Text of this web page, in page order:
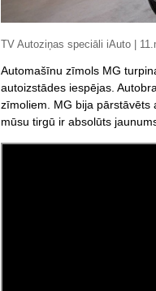
TV Autoziņas speciāli iAuto |
Automašīnu zīmols MG
autoizstādes iespējas.
zīmoliem. MG bija
mūsu tirgū ir absolūts